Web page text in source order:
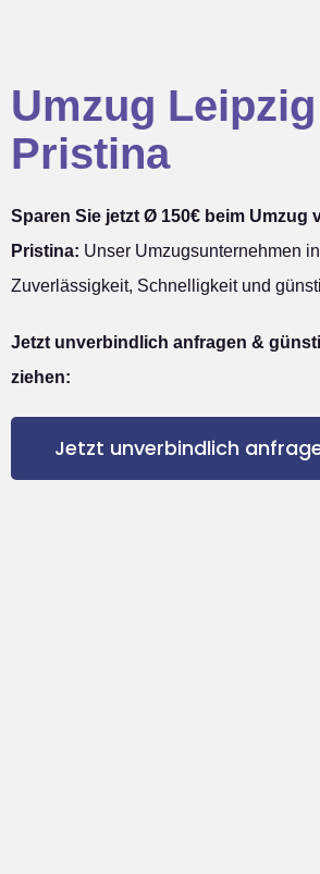
Umzug Leipzig
Pristina
Sparen Sie jetzt Ø 150€ beim Umzug
Pristina: Unser Umzugsunternehmen
Zuverlässigkeit, Schnelligkeit und
Jetzt unverbindlich anfragen &
ziehen:
Jetzt unverbindlich